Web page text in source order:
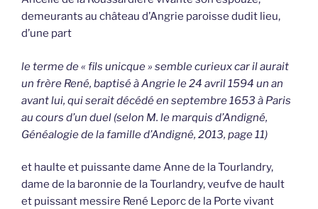
demeurants au château d’Angrie paroisse dudit lieu,
d’une part
le terme de « fils unicque » semble curieux car il aurait
un frère René, baptisé à Angrie le 24 avril 1594 un an
avant lui, qui serait décédé en septembre 1653 à Paris
au cours d’un duel (selon M. le marquis d’Andigné,
Généalogie de la famille d’Andigné, 2013, page 11)
et haulte et puissante dame Anne de la Tourlandry,
dame de la baronnie de la Tourlandry, veufve de hault
et puissant messire René Leporc de la Porte vivant